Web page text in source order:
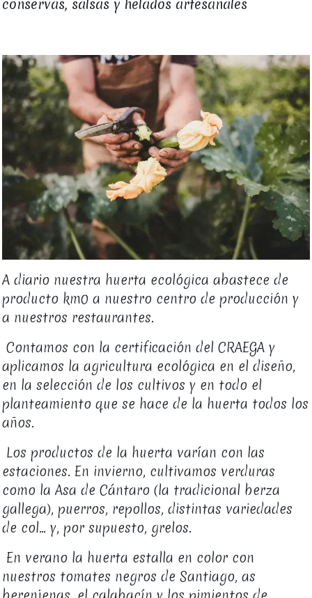
conservas, salsas y helados artesanales
A diario nuestra huerta ecológica abastece de
producto km0 a nuestro centro de producción y
a nuestros restaurantes.
Contamos con la certificación del CRAEGA y
aplicamos la agricultura ecológica en el diseño,
en la selección de los cultivos y en todo el
planteamiento que se hace de la huerta todos los
años.
Los productos de la huerta varían con las
estaciones. En invierno, cultivamos verduras
como la Asa de Cántaro (la tradicional berza
gallega), puerros, repollos, distintas variedades
de col… y, por supuesto, grelos.
En verano la huerta estalla en color con
nuestros tomates negros de Santiago, as